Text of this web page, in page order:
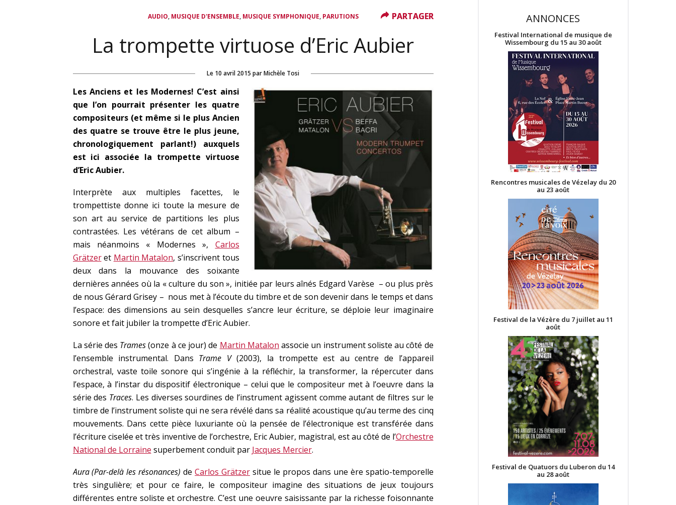
AUDIO, MUSIQUE D'ENSEMBLE, MUSIQUE SYMPHONIQUE, PARUTIONS
La trompette virtuose d’Eric Aubier
Le 10 avril 2015 parMichèle Tosi
Les Anciens et les Modernes! C’est ainsi
que l’on pourrait présenter les quatre
compositeurs (et même si le plus Ancien
des quatre se trouve être le plus jeune,
chronologiquement parlant!) auxquels
est ici associée la trompette virtuose
d’Eric Aubier.
Interprète aux multiples facettes, le
trompettiste donne ici toute la mesure de
son art au service de partitions les plus
contrastées. Les vétérans de cet album –
mais néanmoins « Modernes », Carlos
Grätzeret Martin Matalon, s’inscrivent tous
deux dans la mouvance des soixante
dernières années où la « culture du son », initiée par leurs aînés Edgard Varèse – ou plus près
de nous Gérard Grisey – nous met à l’écoute du timbre et de son devenir dans le temps et dans
l’espace: des dimensions au sein desquelles s’ancre leur écriture, se déploie leur imaginaire
sonore et fait jubiler la trompette d’Eric Aubier.
La série des Trames(onze à ce jour) de Martin Matalon associe un instrument soliste au côté de
l’ensemble instrumental. Dans Trame V(2003), la trompette est au centre de l’appareil
orchestral, vaste toile sonore qui s’ingénie à la réfléchir, la transformer, la répercuter dans
l’espace, à l’instar du dispositif électronique – celui que le compositeur met à l’oeuvre dans la
série des Traces. Les diverses sourdines de l’instrument agissent comme autant de filtres sur le
timbre de l’instrument soliste qui ne sera révélé dans sa réalité acoustique qu’au terme des cinq
mouvements. Dans cette pièce luxuriante où la pensée de l’électronique est transférée dans
l’écriture ciselée et très inventive de l’orchestre, Eric Aubier, magistral, est au côté de l’Orchestre
National de Lorraine superbement conduit par Jacques Mercier.
Aura (Par-delà les résonances)deCarlos Grätzer situe le propos dans une ère spatio-temporelle
très singulière; et pour ce faire, le compositeur imagine des situations de jeux toujours
différentes entre soliste et orchestre. C’est une oeuvre saisissante par la richesse foisonnante
PARTAGER
PARTAGER ANNONCES
Festival International de musique de
Wissembourg du 15 au 30 août
Rencontres musicales de Vézelay du 20
au 23 août
Festival de la Vézère du 7 juillet au 11
août
Festival de Quatuors du Luberon du 14
au 28 août